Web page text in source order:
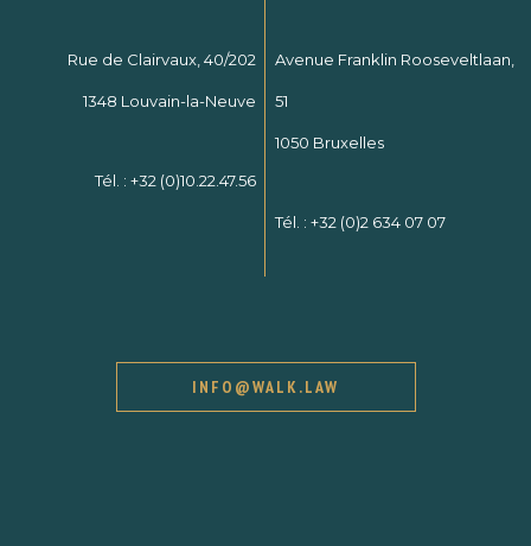
Rue de Clairvaux, 40/202
1348 Louvain-la-Neuve
Tél. : +32 (0)10.22.47.56
Avenue Franklin Rooseveltlaan,
51
1050 Bruxelles
Tél. : +32 (0)2 634 07 07
INFO@WALK.LAW